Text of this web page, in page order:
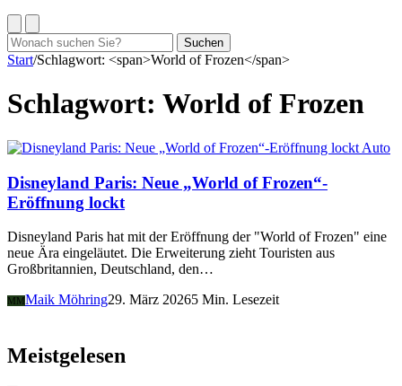
Suchen
nach:
Suchen
Start/Schlagwort: <span>World of Frozen</span>
Schlagwort: World of Frozen
Auto
Disneyland Paris: Neue „World of Frozen“-
Eröffnung lockt
Disneyland Paris hat mit der Eröffnung der "World of Frozen" eine
neue Ära eingeläutet. Die Erweiterung zieht Touristen aus
Großbritannien, Deutschland, den…
MM Maik Möhring29. März 20265 Min. Lesezeit
Meistgelesen